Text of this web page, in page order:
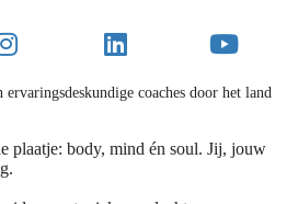
coaches door het land
plaatje: body, mind én soul. Jij, jouw